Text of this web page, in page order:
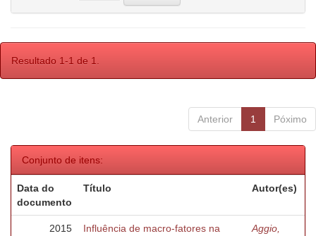
Resultado 1-1 de 1.
Anterior 1 Póximo
Conjunto de itens:
Data do
documento
Título Autor(es)
2015
Influência de macro-fatores na
Aggio,